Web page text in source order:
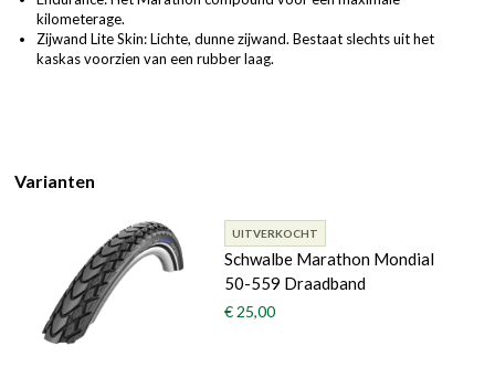
kilometerage.
Zijwand Lite Skin: Lichte, dunne zijwand. Bestaat slechts uit het
kaskas voorzien van een rubber laag.
Varianten
UITVERKOCHT
Schwalbe Marathon Mondial
50-559 Draadband
€ 25,00